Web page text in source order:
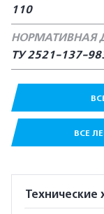
110
НОРМАТИВНАЯ
ТУ 2521-137-
ВСЕ
Технические